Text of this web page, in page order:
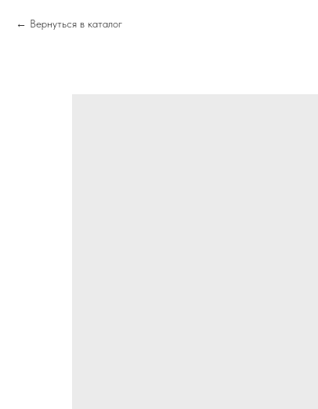
Вернуться в каталог